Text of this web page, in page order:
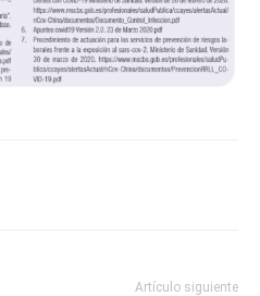
Artículo siguiente